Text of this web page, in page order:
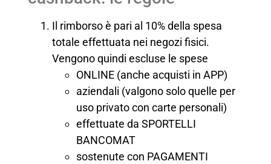
Il rimborso è pari al 10% della spesa
totale effettuata nei negozi fisici.
Vengono quindi escluse le spese
ONLINE (anche acquisti in APP)
aziendali (valgono solo quelle per
uso privato con carte personali)
effettuate da SPORTELLI
BANCOMAT
sostenute con PAGAMENTI